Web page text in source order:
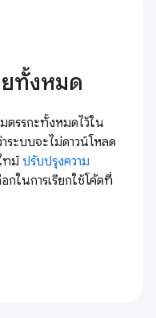
ยทั้งหมด
ตรรกะทั้งหมดไว้ใน
ระบบจะไม่ดาวน์โหลด
ทม์ปรับปรุงความ
กในการเรียกใช้โค้ดที่